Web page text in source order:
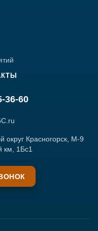
36-60
округ Красногорск, М-9
км, 1Бс1